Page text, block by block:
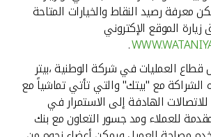
معرفة رصيد النقاط والخيارات المتاحة
الموقع الإكتروني
.
العمليات في شركة الوطنية ،بيتر
الشراكة مع "بيتك" والتي تأتي تماشياً مع
الهادفة إلى الاستمرار في
للعملاء ومد جسور التعاون مع بنك